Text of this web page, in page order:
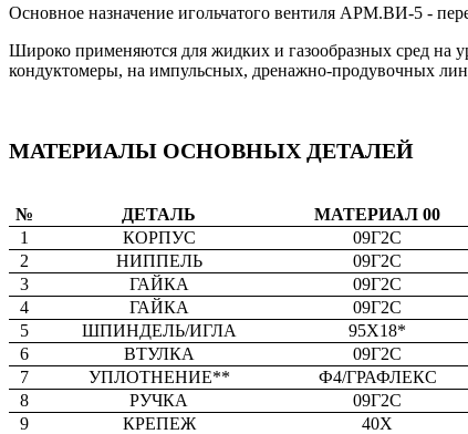
Основное назначение игольчатого вентиля АРМ.ВИ-5 -
Широко применяются для жидких и газообразных сред на
кондуктомеры, на импульсных, дренажно-продувочных
МАТЕРИАЛЫ ОСНОВНЫХ ДЕТАЛЕЙ
№ ДЕТАЛЬ МАТЕРИАЛ 00
1
КОРПУС 09Г2С
2
НИППЕЛЬ 09Г2С
3
ГАЙКА 09Г2С
4
ГАЙКА 09Г2С
5
ШПИНДЕЛЬ/ИГЛА 95Х18*
6
ВТУЛКА 09Г2С
7
УПЛОТНЕНИЕ** Ф4/ГРАФЛЕКС
8
РУЧКА 09Г2С
9
КРЕПЕЖ 40Х